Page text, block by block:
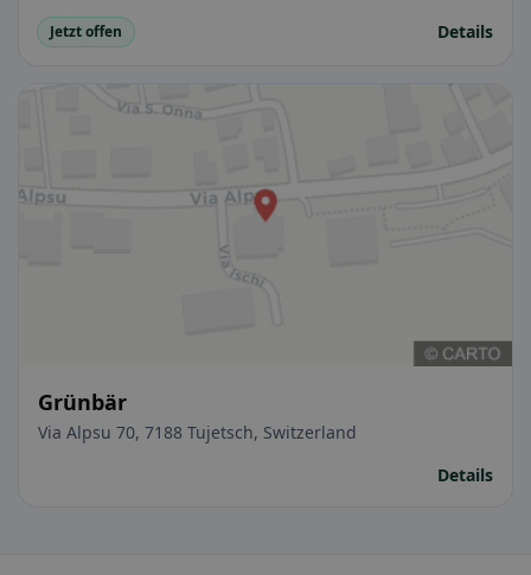
Jetzt offen Details
Grünbär
Via Alpsu 70, 7188 Tujetsch, Switzerland
Details